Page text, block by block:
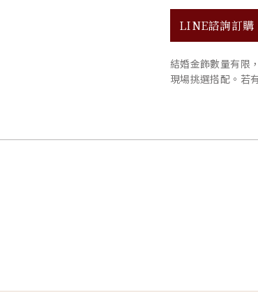
LINE諮詢訂購
結婚金飾數量有限
現場挑選搭配。若